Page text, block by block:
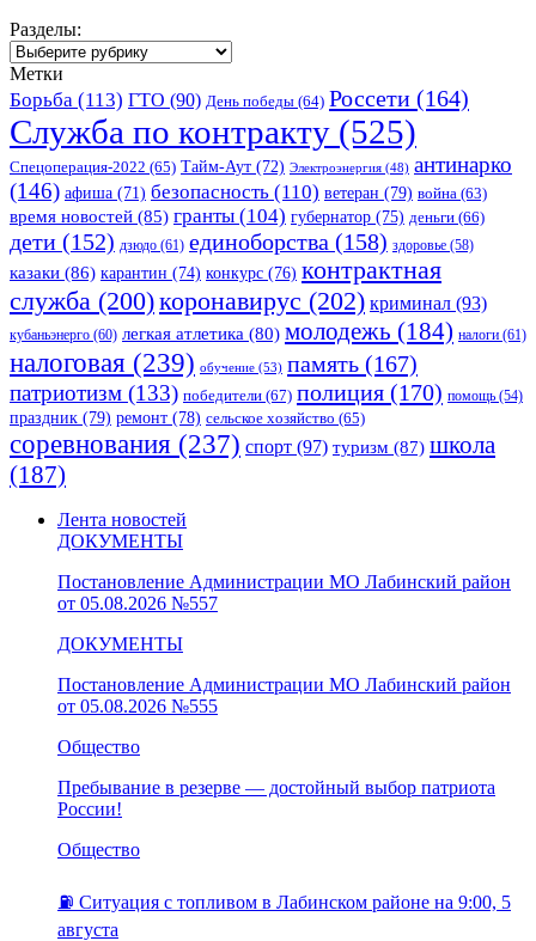
Разделы:
Разделы:
Метки
Борьба (113) ГТО (90) День победы (64) Россети (164)
Служба по контракту (525)
Спецоперация-2022 (65) Тайм-Аут (72) Электроэнергия (48) антинарко
(146) афиша (71) безопасность (110) ветеран (79) война (63)
время новостей (85) гранты (104) губернатор (75) деньги (66)
дети (152) дзюдо (61) единоборства (158) здоровье (58)
казаки (86) карантин (74) конкурс (76) контрактная
служба (200)коронавирус (202) криминал (93)
кубаньэнерго (60) легкая атлетика (80) молодежь (184) налоги (61)
налоговая (239) обучение (53) память (167)
патриотизм (133) победители (67) полиция (170) помощь (54)
праздник (79) ремонт (78) сельское хозяйство (65)
соревнования (237) спорт (97) туризм (87) школа
(187)
Лента новостей
ДОКУМЕНТЫ
Постановление Администрации МО Лабинский район
от 05.08.2026 №557
ДОКУМЕНТЫ
Постановление Администрации МО Лабинский район
от 05.08.2026 №555
Общество
Пребывание в резерве — достойный выбор патриота
России!
Общество
⛽️ Ситуация с топливом в Лабинском районе на 9:00, 5
августа